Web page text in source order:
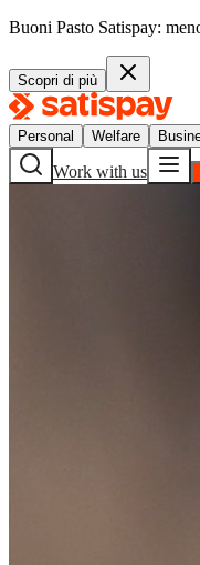
Buoni Pasto Satispay:
Scopri di più
Personal Welfare
Work with us